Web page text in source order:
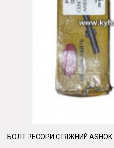
БОЛТ РЕСОРИ СТЯЖНИЙ ASHOK